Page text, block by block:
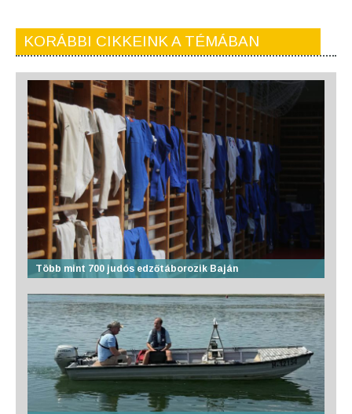
KORÁBBI CIKKEINK A TÉMÁBAN
Több mint 700 judós edzőtáborozik Baján